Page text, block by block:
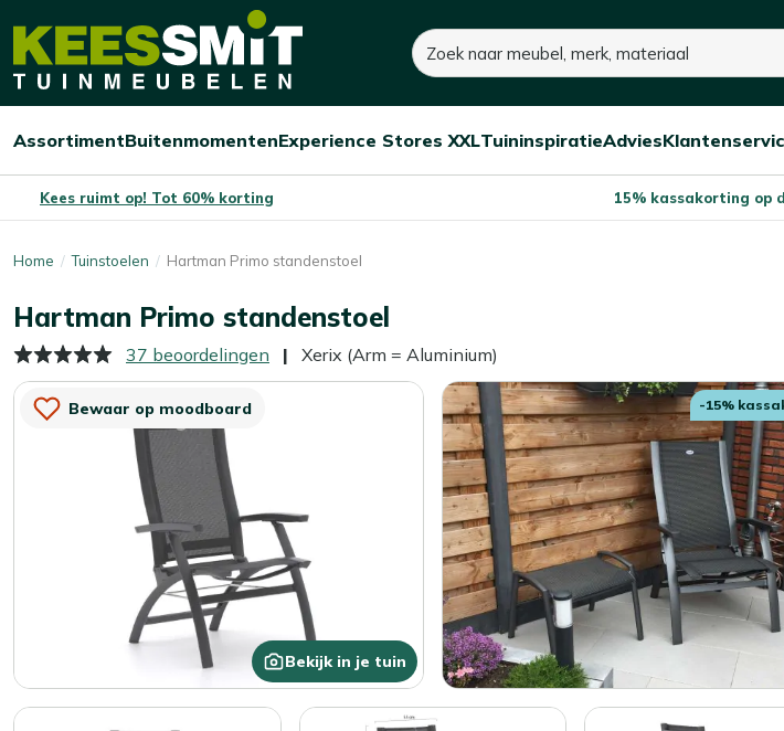
Kees
Tuinmeubelen
Zoeken
Open/sluit
Assortiment
Open/sluit
Buitenmomenten
Open/sluit
Experience Stores XXL
Open/sluit
Tuininspiratie
Open/sluit
Advies
Open/
Kees ruimt op! Tot 60% korting 15% kassakorting op
Home Tuinstoelen Hartman Primo standenstoel
Hartman Primo standenstoel
Xerix (Arm = Aluminium)
37 beoordelingen
Bewaar op moodboard
Bekijk in je tuin
-15%
395,- 495,-
Je bespaart:100,- (-20%)